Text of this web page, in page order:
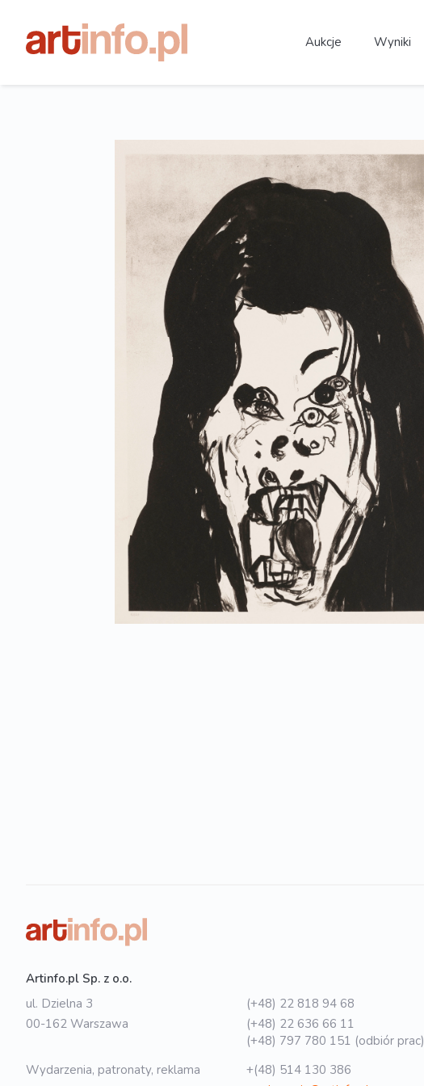
Aukcje Wyniki
Artinfo.pl Sp. z o.o.
ul. Dzielna 3
00-162 Warszawa
(+48) 22 818 94 68
(+48) 22 636 66 11
(+48) 797 780 151 (odbiór prac)
Wydarzenia, patronaty, reklama
+(48) 514 130 386